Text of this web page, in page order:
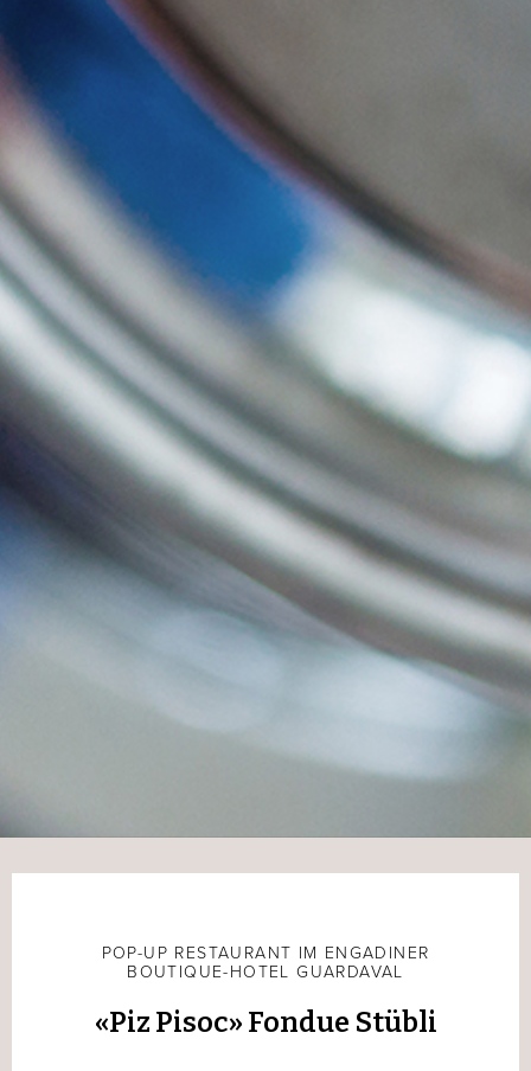
POP-UP RESTAURANT IM ENGADINER
BOUTIQUE-HOTEL GUARDAVAL
«Piz Pisoc» Fondue Stübli